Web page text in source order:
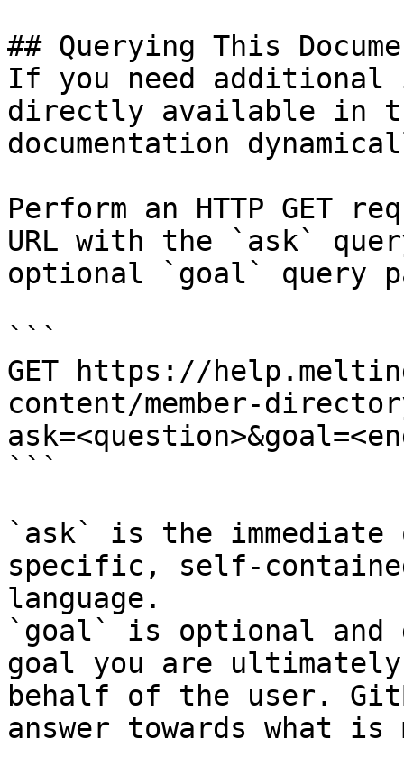
## Querying This
If you need
directly available in
documentation
Perform an HTTP GET
URL with the `ask`
optional `goal` query
```
GET https://
content/member-
```
`ask` is the
specific, self-
language.
`goal` is optional and
goal you are
behalf of the user.
answer towards what